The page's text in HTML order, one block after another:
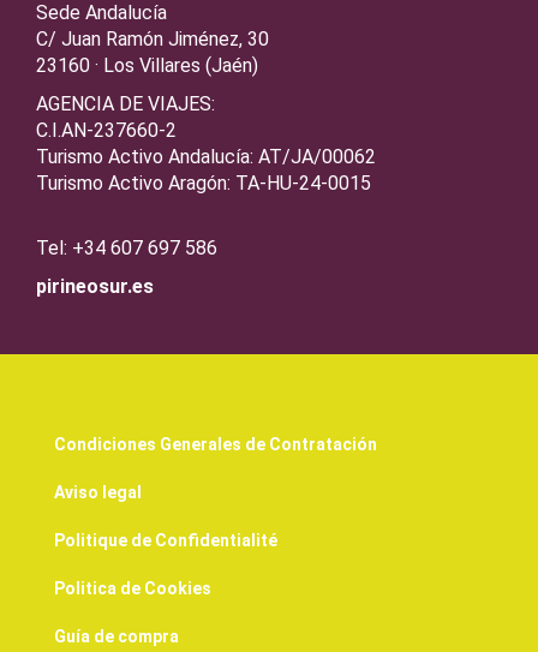
Sede Andalucía
C/ Juan Ramón Jiménez, 30
23160 · Los Villares (Jaén)
AGENCIA DE VIAJES:
C.I.AN-237660-2
Turismo Activo Andalucía: AT/JA/00062
Turismo Activo Aragón: TA-HU-24-0015
Tel: +34 607 697 586
pirineosur.es
Condiciones Generales de Contratación
Aviso legal
Politique de Confidentialité
Politica de Cookies
Guía de compra